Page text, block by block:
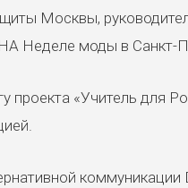
Москвы,
Неделе моды в Санкт-
проекта «Учитель для